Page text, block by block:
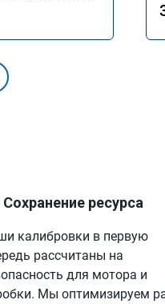
Сохранение ресурса
калибровки в первую
рассчитаны на
для мотора и
Мы оптимизируем